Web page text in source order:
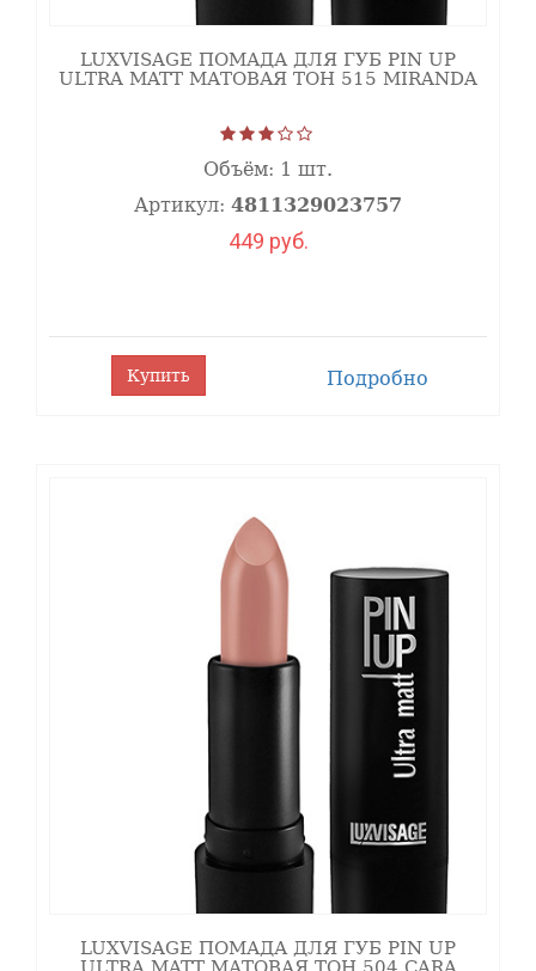
LUXVISAGE ПОМАДА ДЛЯ ГУБ PIN UP
ULTRA MATT МАТОВАЯ ТОН 515 MIRANDA
Объём: 1 шт.
Артикул: 4811329023757
449 руб.
Купить Подробно
LUXVISAGE ПОМАДА ДЛЯ ГУБ PIN UP